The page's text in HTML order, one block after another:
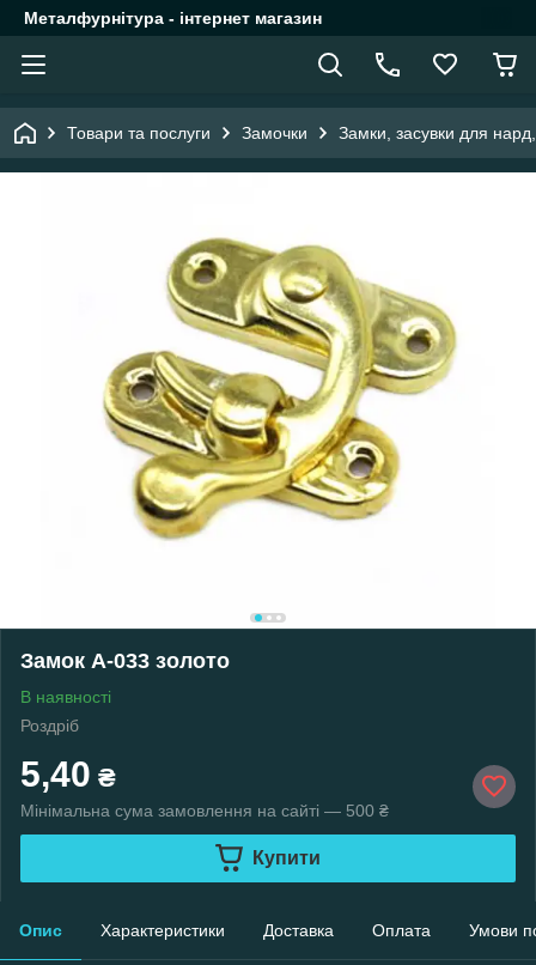
Металфурнітура - інтернет магазин
Товари та послуги Замочки Замки, засувки для
Замок А-033 золото
В наявності
Роздріб
5,40 ₴
Мінімальна сума замовлення на сайті — 500 ₴
Купити
Опис Характеристики Доставка Оплата Умови